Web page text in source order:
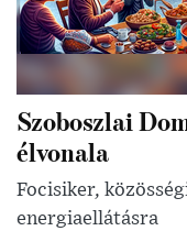
Szoboszlai
élvonala
Focisiker,
energiaellátásra